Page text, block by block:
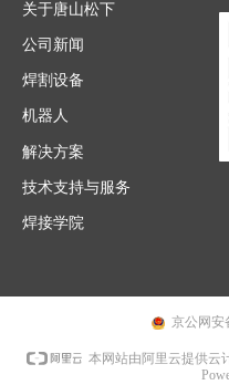
关于唐山松下
公司新闻
焊割设备
机器人
解决方案
技术支持与服务
焊接学院
京公网安
本网站由阿里云提供云